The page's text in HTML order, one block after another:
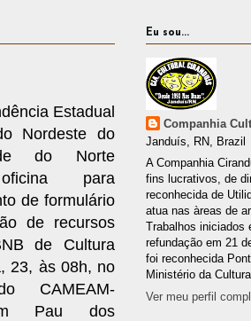
Estadual
Nordeste do
do Norte
para
de formulário
de recursos
de Cultura
23, às 08h, no
CAMEAM-
Pau dos
Eu sou...
Companhia
Janduís, RN, Brazil
A Companhia
fins lucrativos, de
reconhecida de
atua nas àreas de
Trabalhos iniciados
refundação em 21
foi reconhecida
Ministério da
Ver meu perfil